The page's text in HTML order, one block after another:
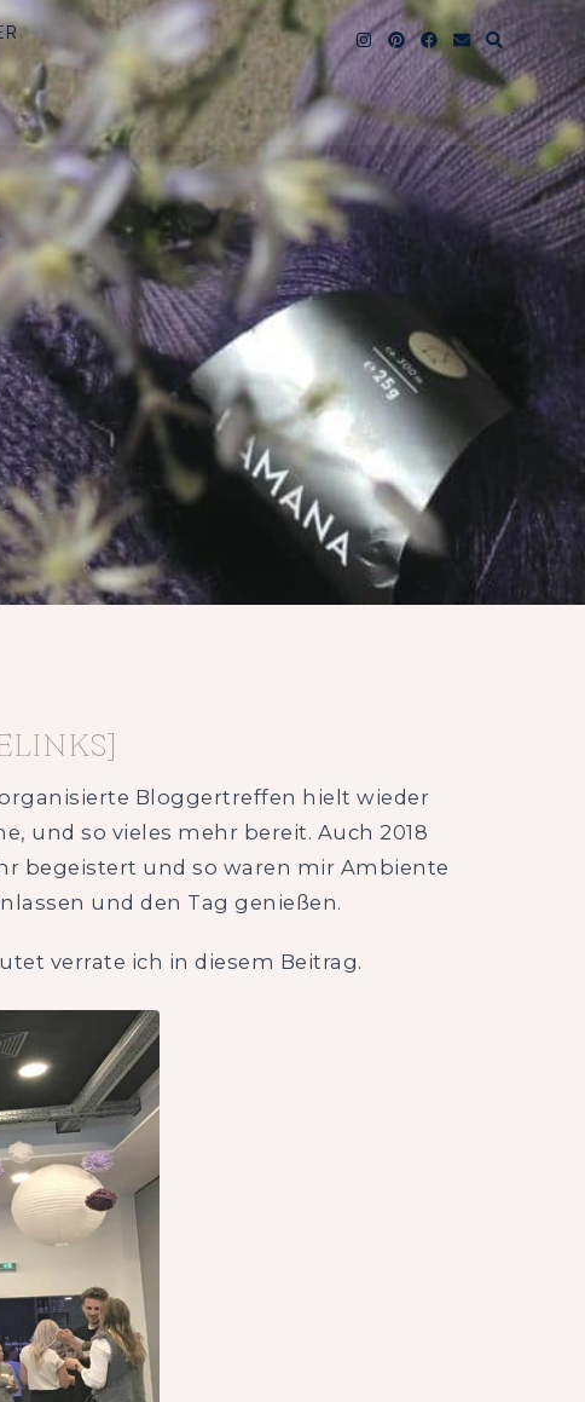
Bloggertreffen hielt wieder
und so vieles mehr bereit. Auch 2018
begeistert und so waren mir Ambiente
und den Tag genießen.
verrate ich in diesem Beitrag.